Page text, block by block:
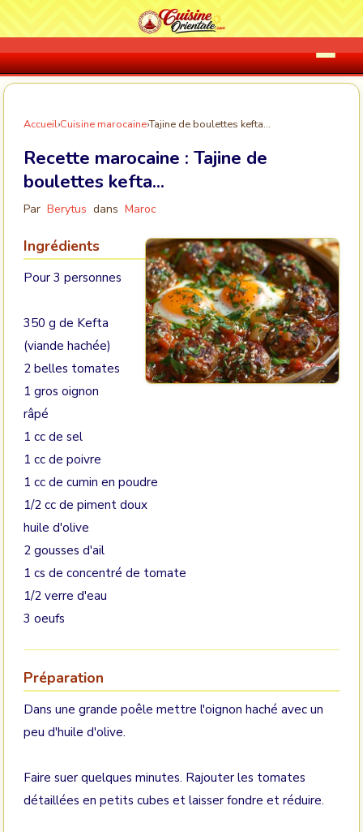
Accueil›Cuisine marocaine›Tajine de boulettes kefta...
Recette marocaine : Tajine de
boulettes kefta...
Par Berytus dans Maroc
Ingrédients
Pour 3 personnes
350 g de Kefta
(viande hachée)
2 belles tomates
1 gros oignon
râpé
1 cc de sel
1 cc de poivre
1 cc de cumin en poudre
1/2 cc de piment doux
huile d'olive
2 gousses d'ail
1 cs de concentré de tomate
1/2 verre d'eau
3 oeufs
Préparation
Dans une grande poêle mettre l'oignon haché avec un
peu d'huile d'olive.
Faire suer quelques minutes. Rajouter les tomates
détaillées en petits cubes et laisser fondre et réduire.